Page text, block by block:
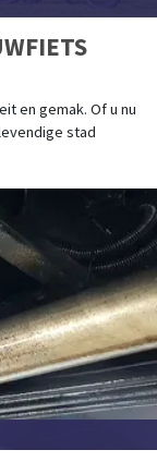
en gemak. Of u nu
stad